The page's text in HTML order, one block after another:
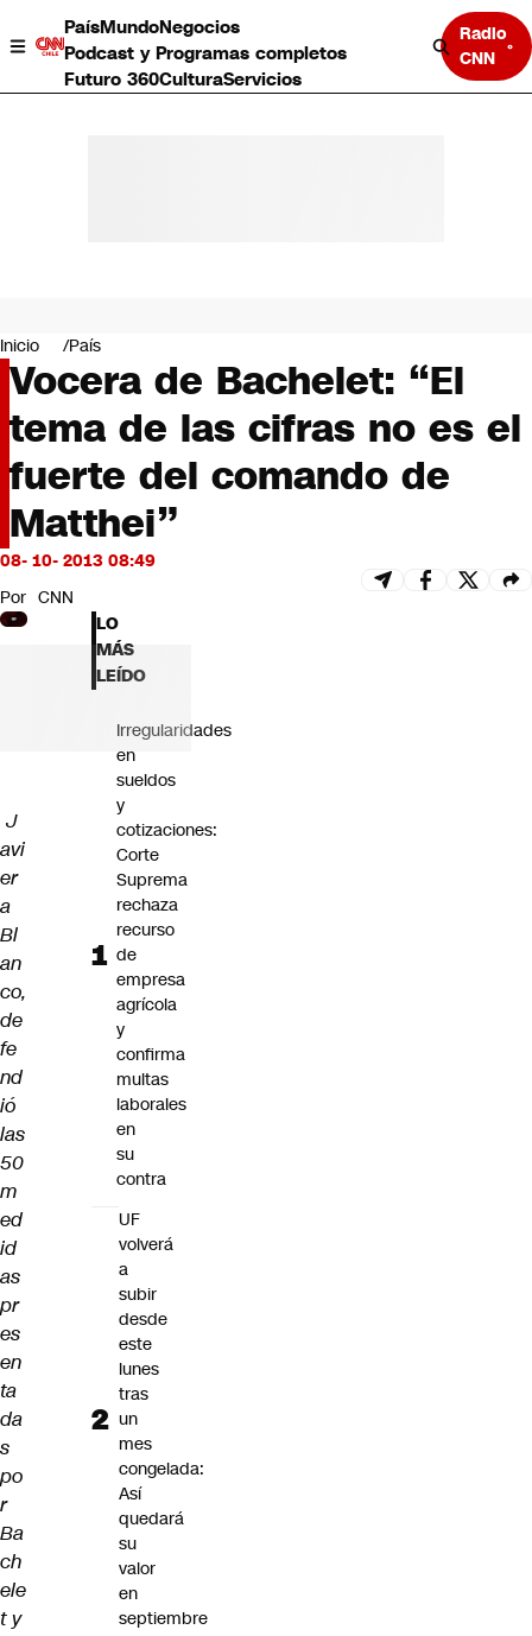
PaísMundoNegocios
Podcast y Programas completos
Futuro 360CulturaServicios
Radio
CNN
Negocios
Deportes
Programas completos
Cultura
Servicios
Bits
CNN tiempo
Futuro 360
Inicio País
Vocera de Bachelet: “El
tema de las cifras no es el
fuerte del comando de
Matthei”
08- 10- 2013 08:49
Por CNN
J
avi
er
a
Bl
an
co,
de
fe
nd
ió
las
50
m
ed
id
as
pr
es
en
ta
da
s
po
r
Ba
ch
ele
t y
LO
MÁS
LEÍDO
Irregularidades
en
sueldos
y
cotizaciones:
Corte
Suprema
rechaza
recurso
de
empresa
agrícola
y
confirma
multas
laborales
en
su
contra
UF
volverá
a
subir
desde
este
lunes
tras
un
mes
congelada:
Así
quedará
su
valor
en
septiembre